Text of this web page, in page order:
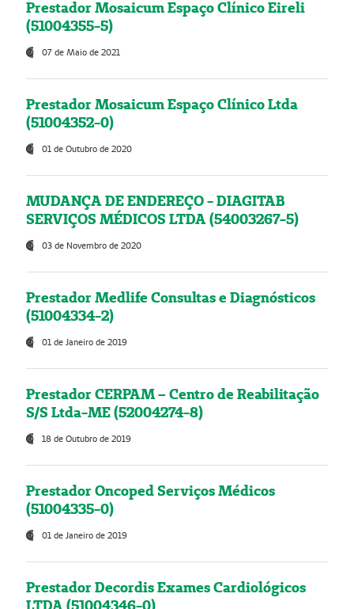
Prestador Mosaicum Espaço Clínico Eireli
(51004355-5)
07 de Maio de 2021
Prestador Mosaicum Espaço Clínico Ltda
(51004352-0)
01 de Outubro de 2020
MUDANÇA DE ENDEREÇO - DIAGITAB
SERVIÇOS MÉDICOS LTDA (54003267-5)
03 de Novembro de 2020
Prestador Medlife Consultas e Diagnósticos
(51004334-2)
01 de Janeiro de 2019
Prestador CERPAM – Centro de Reabilitação
S/S Ltda-ME (52004274-8)
18 de Outubro de 2019
Prestador Oncoped Serviços Médicos
(51004335-0)
01 de Janeiro de 2019
Prestador Decordis Exames Cardiológicos
LTDA (51004346-0)